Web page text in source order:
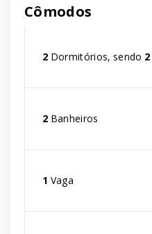
Cômodos
2 Dormitórios, sendo 2
2 Banheiros
1 Vaga